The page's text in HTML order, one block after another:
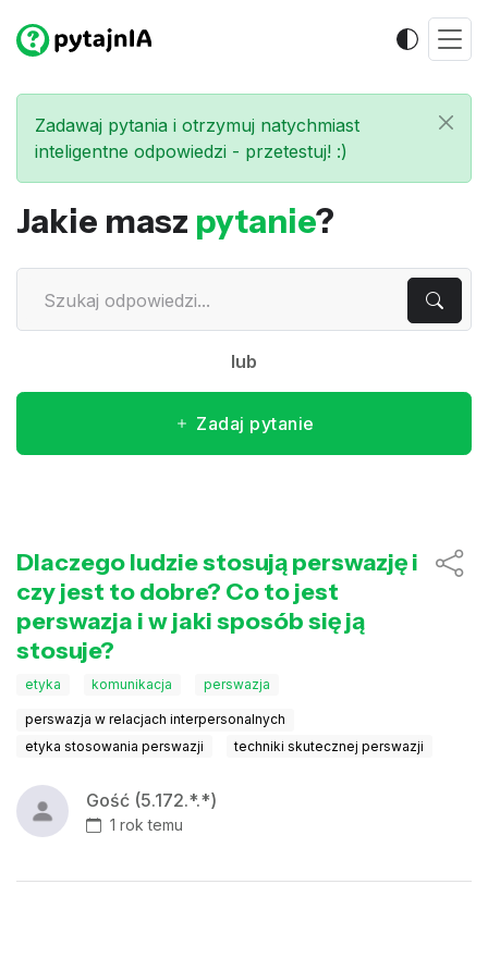
Zadawaj pytania i otrzymuj natychmiast
inteligentne odpowiedzi - przetestuj! :)
Jakie masz pytanie?
lub
Zadaj pytanie
Dlaczego ludzie stosują perswazję i
czy jest to dobre? Co to jest
perswazja i w jaki sposób się ją
stosuje?
etyka komunikacja perswazja
perswazja w relacjach interpersonalnych
etyka stosowania perswazji
techniki skutecznej perswazji
Gość (5.172.*.*)
1 rok temu